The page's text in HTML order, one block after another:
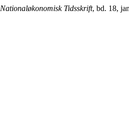
Nationaløkonomisk Tidsskrift, bd. 18,